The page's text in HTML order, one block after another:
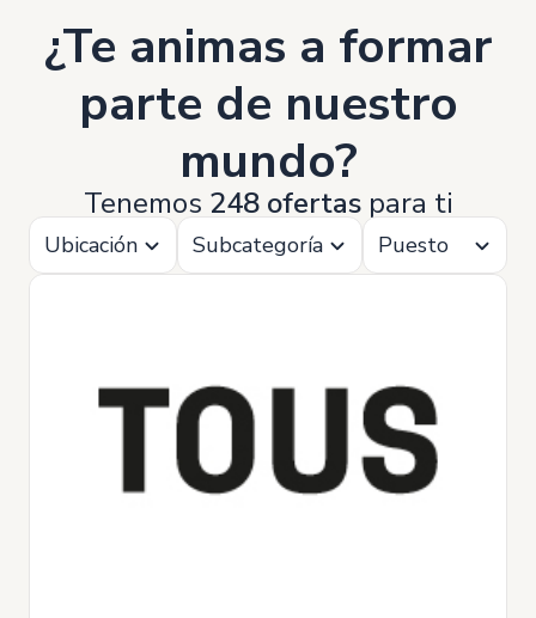
¿Te animas a formar
parte de nuestro
mundo?
Tenemos 248 ofertaspara ti
Ubicación Subcategoría Puesto